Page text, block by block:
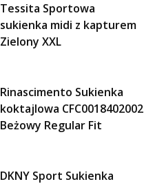
Tessita Sportowa
sukienka midi z kapturem
Zielony XXL
Rinascimento Sukienka
koktajlowa CFC0018402002
Beżowy Regular Fit
DKNY Sport Sukienka